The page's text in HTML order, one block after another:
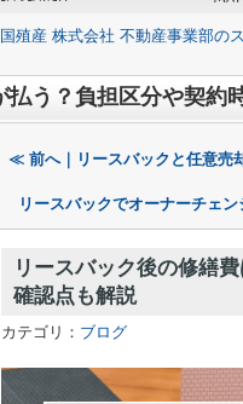
殖産 株式会社 不動産事業部の
払う？負担区分や契約
≪ 前へ｜リースバックと任意売
リースバックでオーナーチェ
リースバック後の修繕
確認点も解説
カテゴリ： ブログ